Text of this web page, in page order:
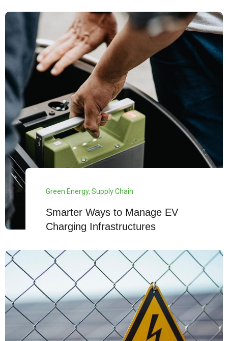
Green Energy, Supply Chain
Smarter Ways to Manage EV
Charging Infrastructures